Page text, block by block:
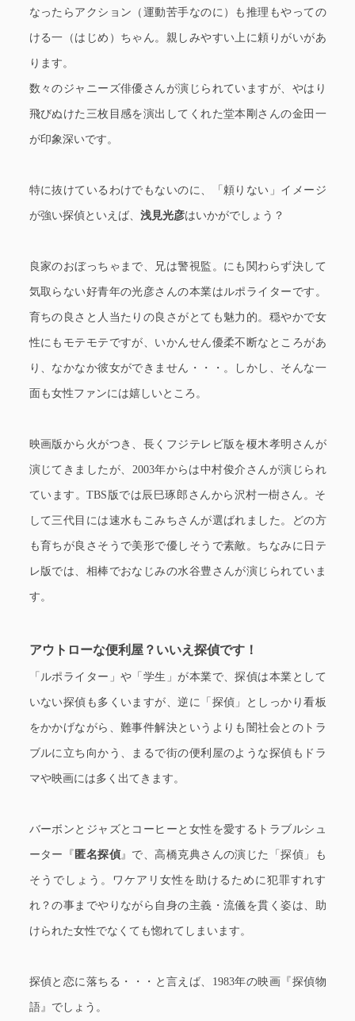
なったらアクション（運動苦手なのに）も推理もやっての
ける一（はじめ）ちゃん。親しみやすい上に頼りがいがあ
ります。
数々のジャニーズ俳優さんが演じられていますが、やはり
飛びぬけた三枚目感を演出してくれた堂本剛さんの金田一
が印象深いです。
特に抜けているわけでもないのに、「頼りない」イメージ
が強い探偵といえば、 浅見光彦はいかがでしょう？
良家のおぼっちゃまで、兄は警視監。にも関わらず決して
気取らない好青年の光彦さんの本業はルポライターです。
育ちの良さと人当たりの良さがとても魅力的。穏やかで女
性にもモテモテですが、いかんせん優柔不断なところがあ
り、なかなか彼女ができません・・・。しかし、そんな一
面も女性ファンには嬉しいところ。
映画版から火がつき、長くフジテレビ版を榎木孝明さんが
演じてきましたが、2003年からは中村俊介さんが演じられ
ています。TBS版では辰巳琢郎さんから沢村一樹さん。そ
して三代目には速水もこみちさんが選ばれました。どの方
も育ちが良さそうで美形で優しそうで素敵。ちなみに日テ
レ版では、相棒でおなじみの水谷豊さんが演じられていま
す。
アウトローな便利屋？いいえ探偵です！
「ルポライター」や「学生」が本業で、探偵は本業として
いない探偵も多くいますが、逆に「探偵」としっかり看板
をかかげながら、難事件解決というよりも闇社会とのトラ
ブルに立ち向かう、まるで街の便利屋のような探偵もドラ
マや映画には多く出てきます。
バーボンとジャズとコーヒーと女性を愛するトラブルシュ
ーター『 匿名探偵』で、高橋克典さんの演じた「探偵」も
そうでしょう。ワケアリ女性を助けるために犯罪すれす
れ？の事までやりながら自身の主義・流儀を貫く姿は、助
けられた女性でなくても惚れてしまいます。
探偵と恋に落ちる・・・と言えば、1983年の映画『探偵物
語』でしょう。